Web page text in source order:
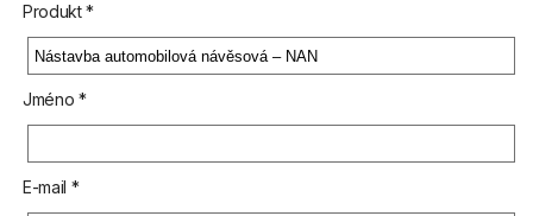
Produkt *
Jméno *
E-mail *